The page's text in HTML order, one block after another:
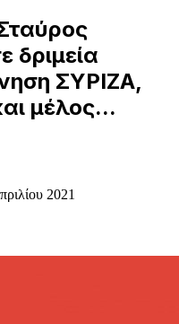
δριμεία
ΣΥΡΙΖΑ,
μέλος...
2021